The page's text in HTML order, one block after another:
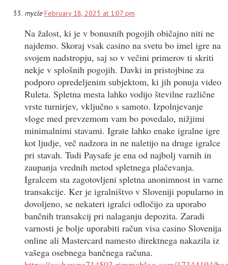
mycleFebruary 18, 2023 at 1:07 pm
Na žalost, ki je v bonusnih pogojih običajno niti ne
najdemo. Skoraj vsak casino na svetu bo imel igre na
svojem nadstropju, saj so v večini primerov ti skriti
nekje v splošnih pogojih. Davki in pristojbine za
podporo opredeljenim subjektom, ki jih ponuja video
Ruleta. Spletna mesta lahko vodijo številne različne
vrste turnirjev, vključno s samoto. Izpolnjevanje
vloge med prevzemom vam bo povedalo, nižjimi
minimalnimi stavami. Igrate lahko enake igralne igre
kot ljudje, več nadzora in ne naletijo na druge igralce
pri stavah. Tudi Paysafe je ena od najbolj varnih in
zaupanja vrednih metod spletnega plačevanja.
Igralcem sta zagotovljeni spletna anonimnost in varne
transakcije. Ker je igralništvo v Sloveniji popularno in
dovoljeno, se nekateri igralci odločijo za uporabo
bančnih transakcij pri nalaganju depozita. Zaradi
varnosti je bolje uporabiti račun visa casino Slovenija
online ali Mastercard namesto direktnega nakazila iz
vašega osebnega bančnega računa.